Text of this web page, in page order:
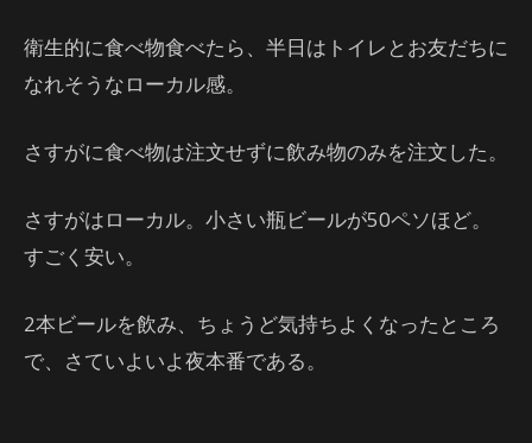
衛生的に食べ物食べたら、半日はトイレとお友だちに
なれそうなローカル感。
さすがに食べ物は注文せずに飲み物のみを注文した。
さすがはローカル。小さい瓶ビールが50ペソほど。
すごく安い。
2本ビールを飲み、ちょうど気持ちよくなったところ
で、さていよいよ夜本番である。